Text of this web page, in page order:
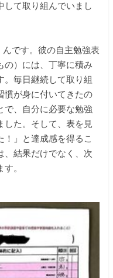
して取り組んでいまし
です。彼の自主勉強表
の）には、丁寧に積み
。毎日継続して取り組
慣が身に付いてきたの
で、自分に必要な勉強
した。そして、表を見
」と達成感を得るこ
、結果だけでなく、次
。